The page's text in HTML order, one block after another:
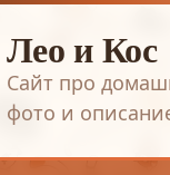
Лео и Кос
Сайт про
фото и